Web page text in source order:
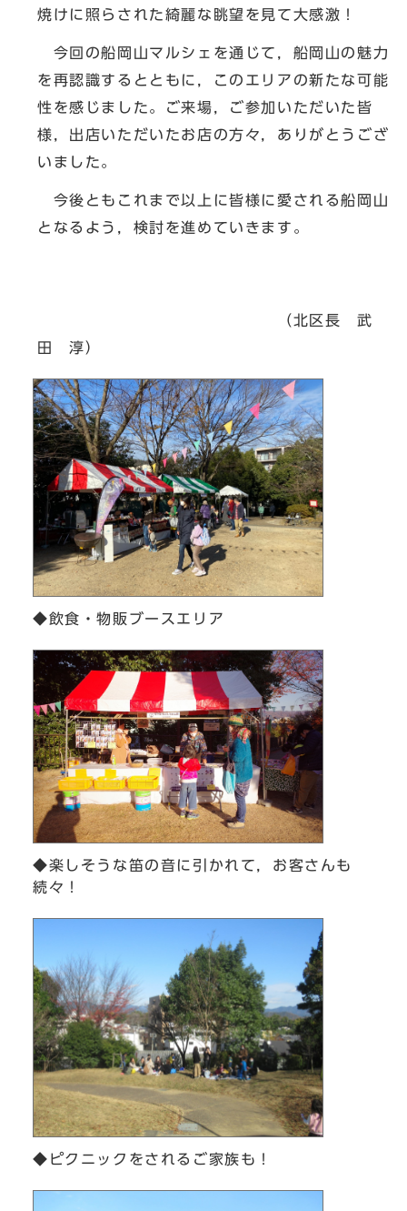
焼けに照らされた綺麗な眺望を見て大感激！
今回の船岡山マルシェを通じて，船岡山の魅力
を再認識するとともに，このエリアの新たな可能
性を感じました。ご来場，ご参加いただいた皆
様，出店いただいたお店の方々，ありがとうござ
いました。
今後ともこれまで以上に皆様に愛される船岡山
となるよう，検討を進めていきます。
（北区長 武
田 淳）
◆飲食・物販ブースエリア
◆楽しそうな笛の音に引かれて，お客さんも
続々！
◆ピクニックをされるご家族も！